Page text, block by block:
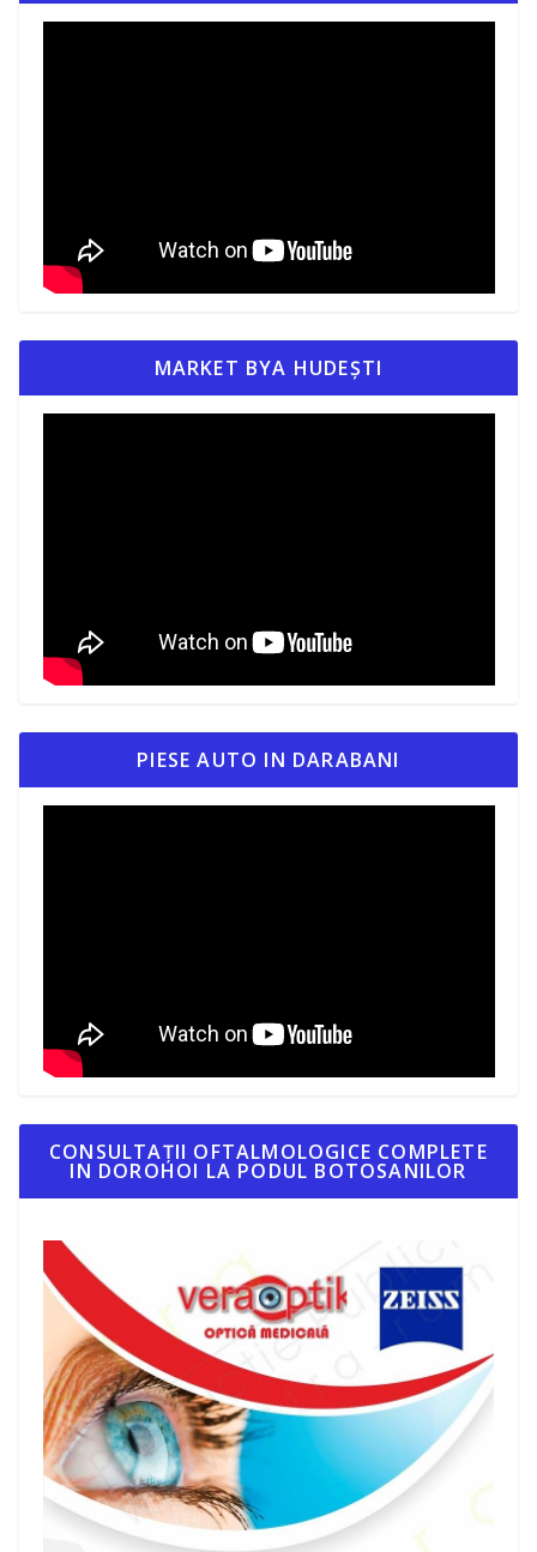
MARKET BYA HUDEȘTI
PIESE AUTO IN DARABANI
CONSULTAȚII OFTALMOLOGICE COMPLETE
IN DOROHOI LA PODUL BOTOSANILOR